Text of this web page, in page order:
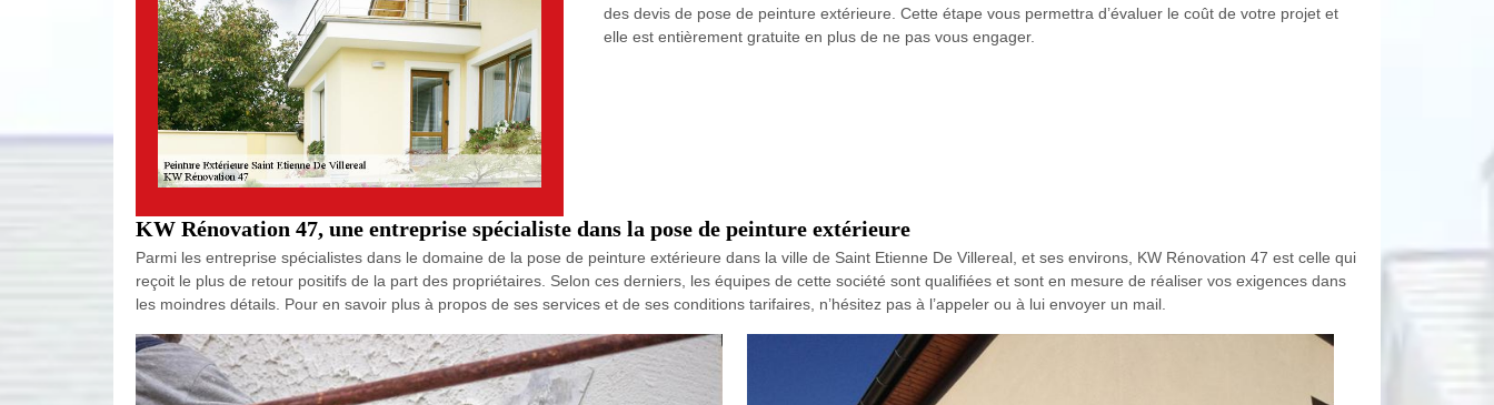
des devis de pose de peinture extérieure. Cette étape vous permettra d’évaluer le coût de votre projet et
elle est entièrement gratuite en plus de ne pas vous engager.
KW Rénovation 47, une entreprise spécialiste dans la pose de peinture extérieure
Parmi les entreprise spécialistes dans le domaine de la pose de peinture extérieure dans la ville de Saint Etienne De Villereal, et ses environs, KW Rénovation 47 est celle qui
reçoit le plus de retour positifs de la part des propriétaires. Selon ces derniers, les équipes de cette société sont qualifiées et sont en mesure de réaliser vos exigences dans
les moindres détails. Pour en savoir plus à propos de ses services et de ses conditions tarifaires, n’hésitez pas à l’appeler ou à lui envoyer un mail.